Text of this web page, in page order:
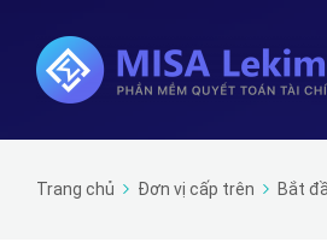
Trang chủ Đơn vị cấp trên Bắt